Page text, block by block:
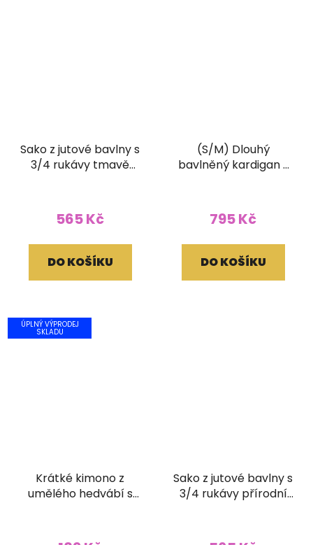
Sako z jutové bavlny s
3/4 rukávy tmavě
565 Kč
DO KOŠÍKU
(S/M) Dlouhý
bavlněný kardigan s
795 Kč
DO KOŠÍKU
ÚPLNÝ VÝPRODEJ
SKLADU
Krátké kimono z
umělého hedvábí s
Sako z jutové bavlny s
3/4 rukávy přírodní